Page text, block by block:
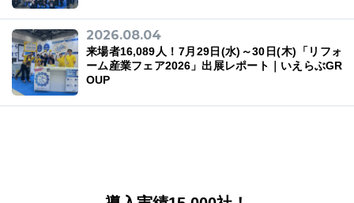
2026.08.04
来場者16,089人！7月29日(水)～30日(木)「リフォ
ーム産業フェア2026」出展レポート｜いえらぶGR
OUP